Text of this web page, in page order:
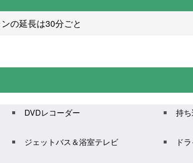
の延長は30分ごと
DVDレコーダー 持
ジェットバス＆浴室テレビ ド